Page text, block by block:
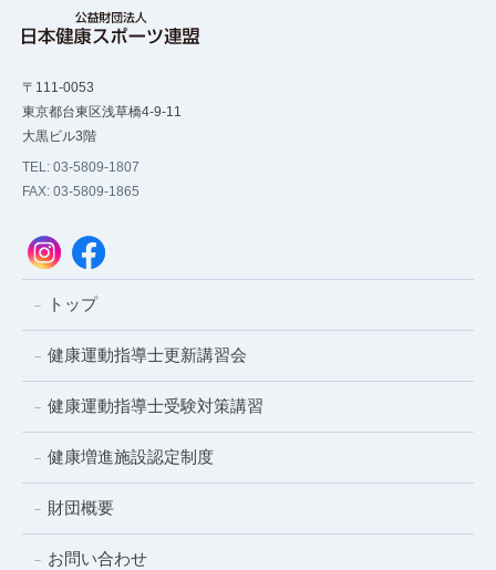
〒111-0053
東京都台東区浅草橋4-9-11
大黒ビル3階
TEL: 03-5809-1807
FAX: 03-5809-1865
トップ
健康運動指導士更新講習会
健康運動指導士受験対策講習
健康増進施設認定制度
財団概要
お問い合わせ